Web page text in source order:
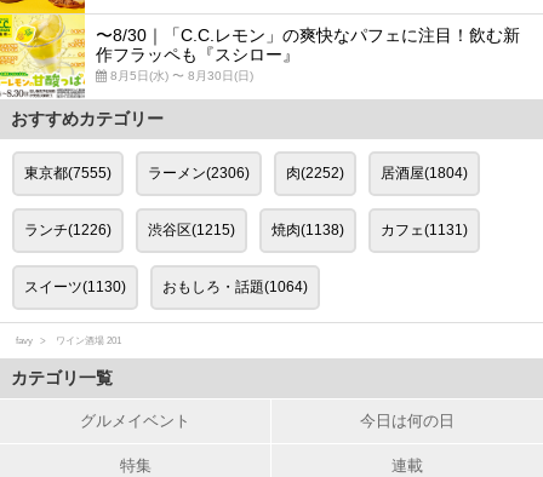
〜8/30｜「C.C.レモン」の爽快なパフェに注目！飲む新
作フラッペも『スシロー』
8月5日(水) 〜 8月30日(日)
おすすめカテゴリー
東京都(7555) ラーメン(2306) 肉(2252) 居酒屋(1804)
ランチ(1226) 渋谷区(1215) 焼肉(1138) カフェ(1131)
スイーツ(1130) おもしろ・話題(1064)
favy ワイン酒場 201
カテゴリ一覧
グルメイベント 今日は何の日
特集 連載